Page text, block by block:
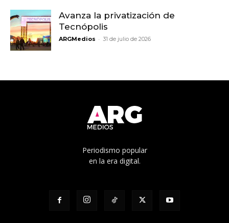
Avanza la privatización de
Tecnópolis
ARGMedios - 31 de julio de 2026
Periodismo popular
en la era digital.